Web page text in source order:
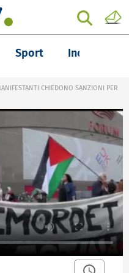
Sport Inchieste
CHIEDONO SANZIONI PER